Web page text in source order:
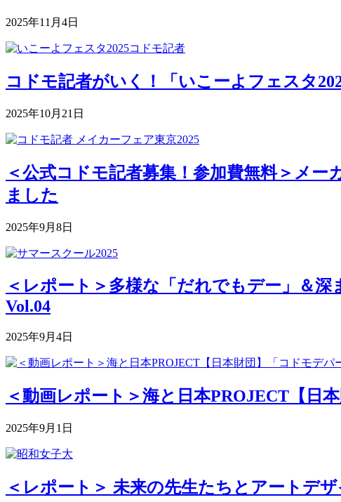
2025年11月4日
コドモ記者がいく！「いこーよフェスタ
2025年10月21日
＜公式コドモ記者募集！参加費無料＞メー
ました
2025年9月8日
＜レポート＞多様な「だれでもデー」＆
Vol.04
2025年9月4日
＜動画レポート＞海と日本PROJECT【日
2025年9月1日
＜レポート＞ 未来の先生たちとアートデ